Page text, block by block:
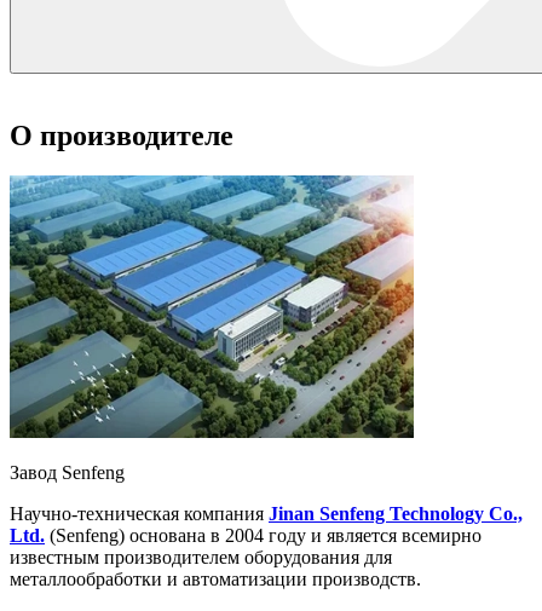
О производителе
Завод Senfeng
Научно-техническая компания Jinan Senfeng Technology Co.,
Ltd. (Senfeng) основана в 2004 году и является всемирно
известным производителем оборудования для
металлообработки и автоматизации производств.